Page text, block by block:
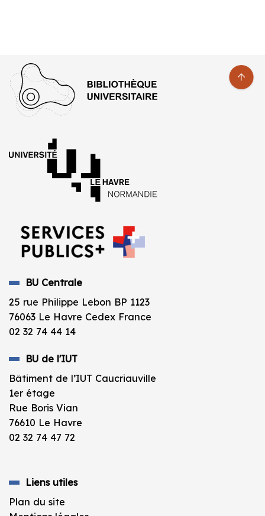
BU Centrale
25 rue Philippe Lebon BP 1123
76063 Le Havre Cedex France
02 32 74 44 14
BU de l'IUT
Bâtiment de l’IUT Caucriauville
1er étage
Rue Boris Vian
76610 Le Havre
02 32 74 47 72
Liens utiles
Plan du site